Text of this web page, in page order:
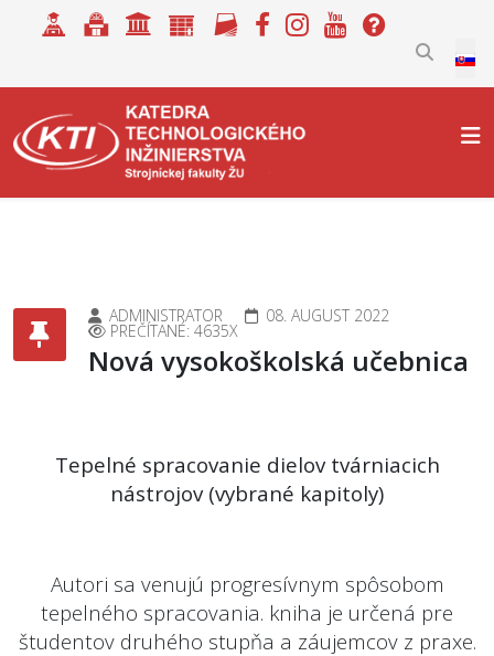
ADMINISTRATOR 08. AUGUST 2022
PREČÍTANÉ: 4635X
Nová vysokoškolská učebnica
Tepelné spracovanie dielov tvárniacich
nástrojov (vybrané kapitoly)
Autori sa venujú progresívnym spôsobom
tepelného spracovania. kniha je určená pre
študentov druhého stupňa a záujemcov z praxe.